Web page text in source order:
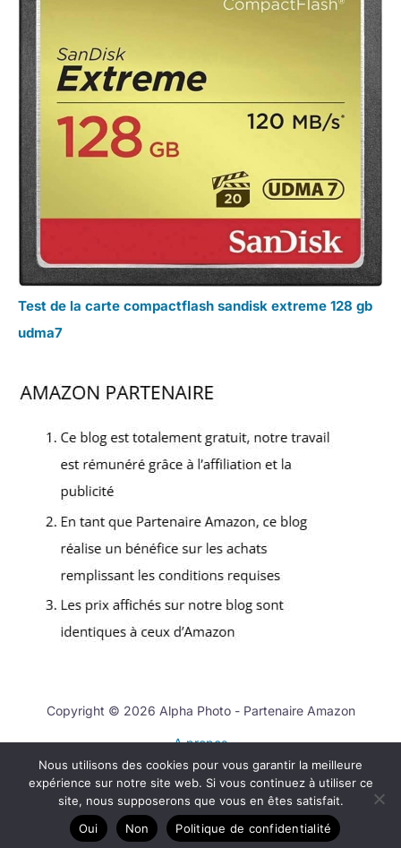
Test de la carte compactflash sandisk extreme 128 gb
udma7
Copyright © 2026 Alpha Photo - Partenaire Amazon
A propos
Contact
Mentions légales
Politique de confidentialité
Nous utilisons des cookies pour vous garantir la meilleure
expérience sur notre site web. Si vous continuez à utiliser ce
site, nous supposerons que vous en êtes satisfait.
Oui
Non Politique de confidentialité